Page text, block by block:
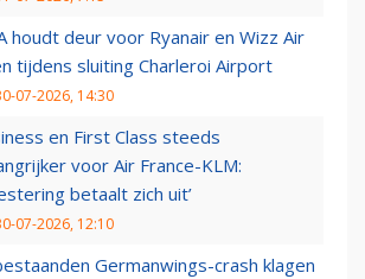
houdt deur voor Ryanair en Wizz Air
tijdens sluiting Charleroi Airport
07-2026, 14:30
en First Class steeds
voor Air France-KLM:
betaalt zich uit’
07-2026, 12:10
Germanwings-crash klagen